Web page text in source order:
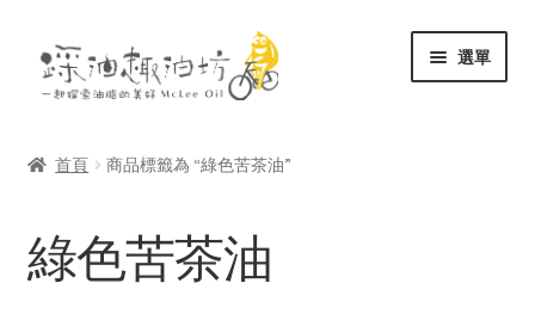
至
導
列
至
主
內
選單
文庫
首頁 商品標籤為 “綠色苦茶油”
綠色苦茶油